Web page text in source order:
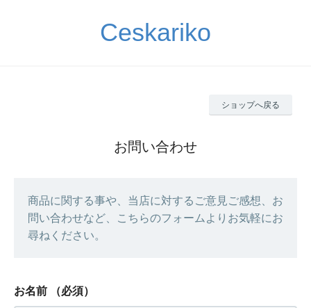
Ceskariko
ショップへ戻る
お問い合わせ
商品に関する事や、当店に対するご意見ご感想、お
問い合わせなど、こちらのフォームよりお気軽にお
尋ねください。
お名前 （必須）